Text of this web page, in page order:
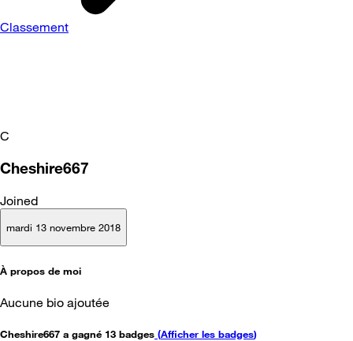
Classement
C
Cheshire667
Joined
mardi 13 novembre 2018
À propos de moi
Aucune bio ajoutée
Cheshire667 a gagné 13 badges (Afficher les badges)